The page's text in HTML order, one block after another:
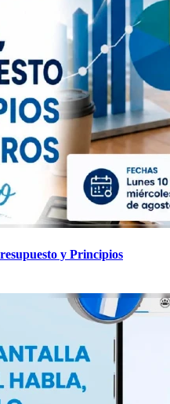
y Principios